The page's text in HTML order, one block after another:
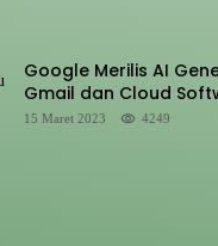
Google Merilis AI
Gmail dan Cloud
15 Maret 2023 4249